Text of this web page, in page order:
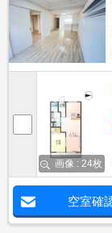
画像 : 24枚
空室確